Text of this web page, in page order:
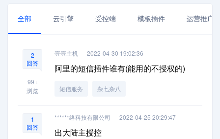
全部 云引擎 受控端 模板插件 运营推广
2
回答
99+
浏览
壹壹主机 2022-04-30 19:02:36
阿里的短信插件谁有(能用的不授权的)
短信服务 杂七杂八
1
回答
******络科技有限公司 2022-04-25 20:29:47
出大陆主授控